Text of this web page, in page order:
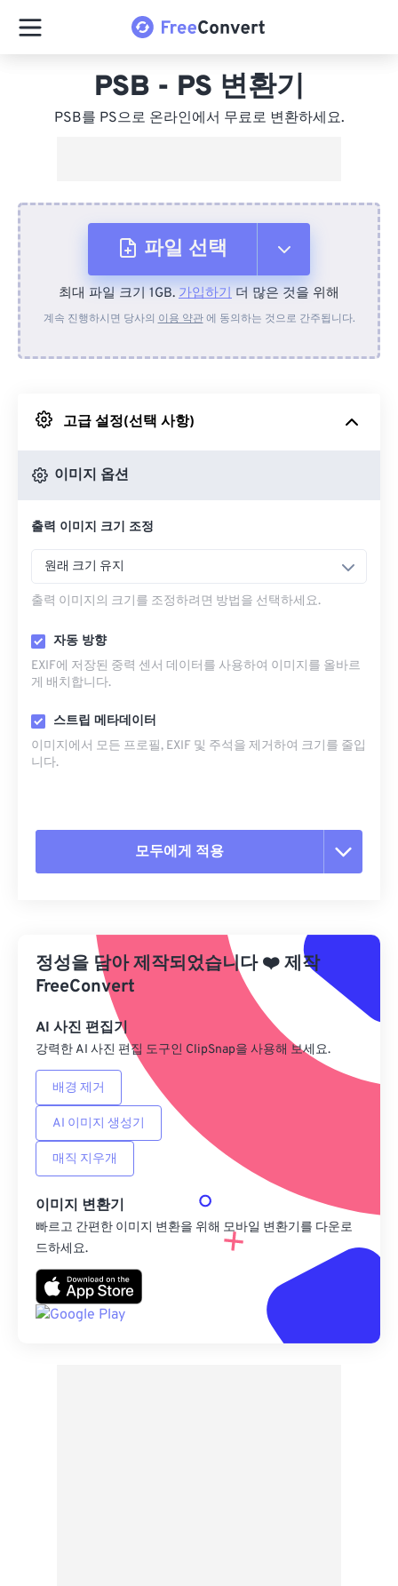
PSB - PS 변환기
PSB를 PS으로 온라인에서 무료로 변환하세요.
파일 선택
장치에서
Google 드라이브에서
최대 파일 크기 1GB. 가입하기 더 많은 것을 위해
계속 진행하시면 당사의 이용 약관에 동의하는 것으로 간주됩니다.
고급 설정(선택 사항)
이미지 옵션
출력 이미지 크기 조정
원래 크기 유지
출력 이미지의 크기를 조정하려면 방법을 선택하세요.
자동 방향
EXIF에 저장된 중력 센서 데이터를 사용하여 이미지를 올바르
게 배치합니다.
스트립 메타데이터
이미지에서 모든 프로필, EXIF ​​및 주석을 제거하여 크기를 줄입
니다.
모두에게 적용
사전 설정에서 적용
사전 설정으로 저장
정성을 담아 제작되었습니다❤️제작
FreeConvert
AI 사진 편집기
강력한 AI 사진 편집 도구인 ClipSnap을 사용해 보세요.
배경 제거
AI 이미지 생성기
매직 지우개
이미지 변환기
빠르고 간편한 이미지 변환을 위해 모바일 변환기를 다운로
드하세요.